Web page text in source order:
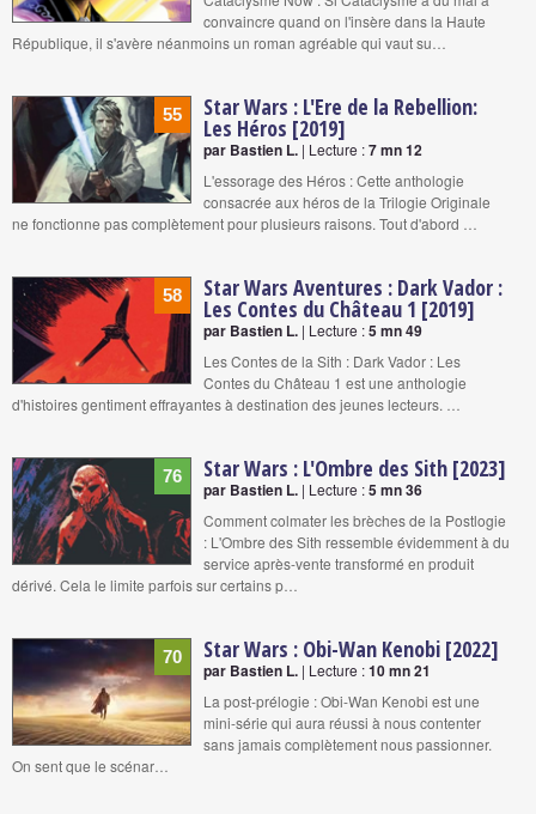
convaincre quand on l'insère dans la Haute
République, il s'avère néanmoins un roman agréable qui vaut su…
55 Star Wars : L'Ere de la Rebellion:
Les Héros [2019]
par Bastien L. | Lecture :7 mn 12
L'essorage des Héros : Cette anthologie
consacrée aux héros de la Trilogie Originale
ne fonctionne pas complètement pour plusieurs raisons. Tout d'abord …
58 Star Wars Aventures : Dark Vador :
Les Contes du Château 1 [2019]
par Bastien L. | Lecture :5 mn 49
Les Contes de la Sith : Dark Vador : Les
Contes du Château 1 est une anthologie
d'histoires gentiment effrayantes à destination des jeunes lecteurs. …
76 Star Wars : L'Ombre des Sith [2023]
par Bastien L. | Lecture :5 mn 36
Comment colmater les brèches de la Postlogie
: L'Ombre des Sith ressemble évidemment à du
service après-vente transformé en produit
dérivé. Cela le limite parfois sur certains p…
70 Star Wars : Obi-Wan Kenobi [2022]
par Bastien L. | Lecture :10 mn 21
La post-prélogie : Obi-Wan Kenobi est une
mini-série qui aura réussi à nous contenter
sans jamais complètement nous passionner.
On sent que le scénar…